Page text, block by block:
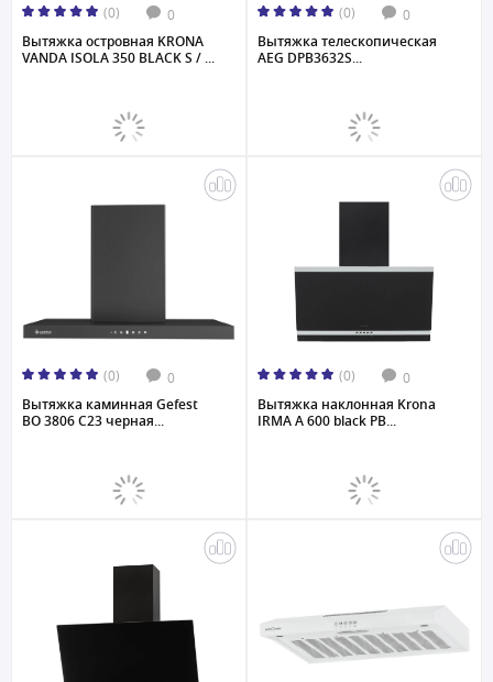
(0) 0
Вытяжка островная KRONA
VANDA ISOLA 350 BLACK S / ...
(0) 0
Вытяжка телескопическая
AEG DPB3632S...
(0) 0
Вытяжка каминная Gefest
ВО 3806 С23 черная...
(0) 0
Вытяжка наклонная Krona
IRMA A 600 black PB...